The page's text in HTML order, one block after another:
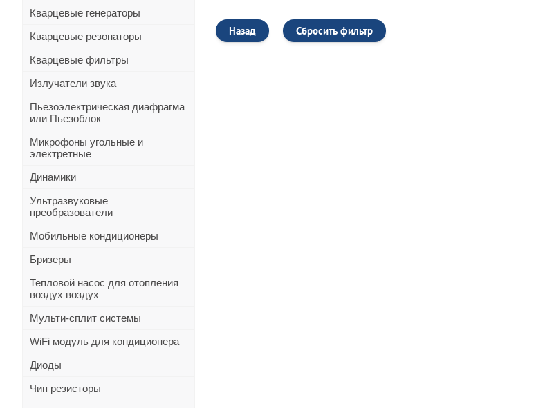
Кварцевые генераторы
Кварцевые резонаторы
Кварцевые фильтры
Излучатели звука
Пьезоэлектрическая диафрагма
или Пьезоблок
Микрофоны угольные и
электретные
Динамики
Ультразвуковые
преобразователи
Мобильные кондиционеры
Бризеры
Тепловой насос для отопления
воздух воздух
Мульти-сплит системы
WiFi модуль для кондиционера
Диоды
Чип резисторы
Назад Сбросить фильтр